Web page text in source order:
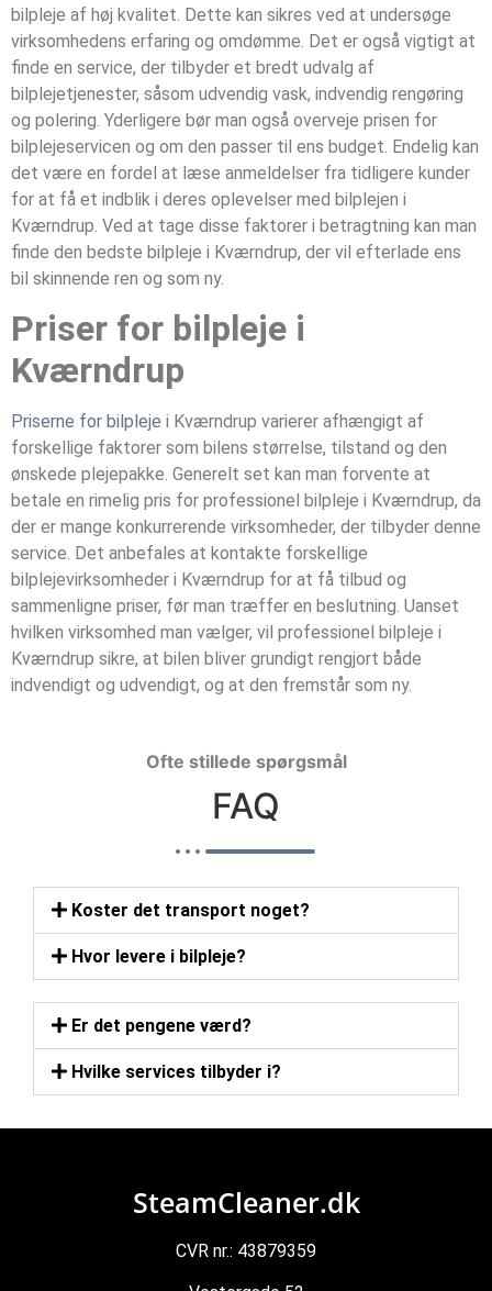
bilpleje af høj kvalitet. Dette kan sikres ved at undersøge
virksomhedens erfaring og omdømme. Det er også vigtigt at
finde en service, der tilbyder et bredt udvalg af
bilplejetjenester, såsom udvendig vask, indvendig rengøring
og polering. Yderligere bør man også overveje prisen for
bilplejeservicen og om den passer til ens budget. Endelig kan
det være en fordel at læse anmeldelser fra tidligere kunder
for at få et indblik i deres oplevelser med bilplejen i
Kværndrup. Ved at tage disse faktorer i betragtning kan man
finde den bedste bilpleje i Kværndrup, der vil efterlade ens
bil skinnende ren og som ny.
Priser for bilpleje i
Kværndrup
Priserne for bilpleje i Kværndrup varierer afhængigt af
forskellige faktorer som bilens størrelse, tilstand og den
ønskede plejepakke. Generelt set kan man forvente at
betale en rimelig pris for professionel bilpleje i Kværndrup, da
der er mange konkurrerende virksomheder, der tilbyder denne
service. Det anbefales at kontakte forskellige
bilplejevirksomheder i Kværndrup for at få tilbud og
sammenligne priser, før man træffer en beslutning. Uanset
hvilken virksomhed man vælger, vil professionel bilpleje i
Kværndrup sikre, at bilen bliver grundigt rengjort både
indvendigt og udvendigt, og at den fremstår som ny.
Ofte stillede spørgsmål
FAQ
Koster det transport noget?
Hvor levere i bilpleje?
Er det pengene værd?
Hvilke services tilbyder i?
SteamCleaner.dk
CVR nr.: 43879359